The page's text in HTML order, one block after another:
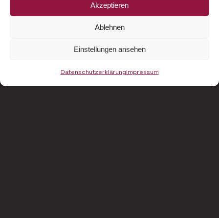
Akzeptieren
Ablehnen
Einstellungen ansehen
DatenschutzerklärungImpressum